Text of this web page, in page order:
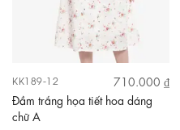
KK189-12
710.000 ₫
Đầm trắng họa tiết hoa dáng
chữ A